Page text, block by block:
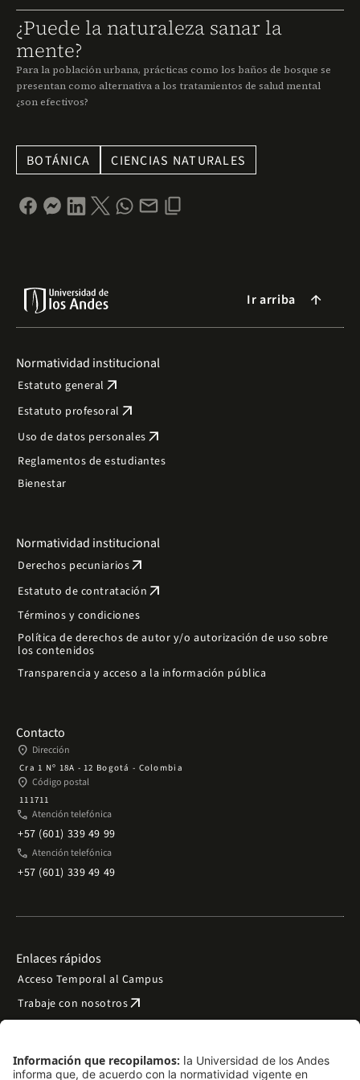
¿Puede la naturaleza sanar la
mente?
Para la población urbana, prácticas como los baños de bosque se
presentan como alternativa a los tratamientos de salud mental
¿son efectivos?
BOTÁNICA CIENCIAS NATURALES
Ir arriba arrow_forward
Normatividad institucional
Estatuto general arrow_outward
Estatuto profesoral arrow_outward
Uso de datos personales arrow_outward
Reglamentos de estudiantes
Bienestar
Normatividad institucional
Derechos pecuniariosarrow_outward
Estatuto de contratación arrow_outward
Términos y condiciones
Política de derechos de autor y/o autorización de uso sobre
los contenidos
Transparencia y acceso a la información pública
Contacto
place Dirección
Cra 1 Nº 18A - 12 Bogotá - Colombia
place Código postal
111711
phone Atención telefónica
+57 (601) 339 49 99
phone Atención telefónica
+57 (601) 339 49 49
Enlaces rápidos
Acceso Temporal al Campus
Trabaje con nosotrosarrow_outward
Preguntas frecuentes